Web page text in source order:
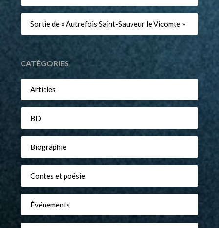
Sortie de « Autrefois Saint-Sauveur le Vicomte »
CATÉGORIES
Articles
BD
Biographie
Contes et poésie
Événements